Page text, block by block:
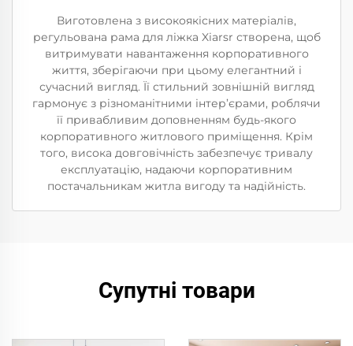
Виготовлена з високоякісних матеріалів,
регульована рама для ліжка Xiarsr створена, щоб
витримувати навантаження корпоративного
життя, зберігаючи при цьому елегантний і
сучасний вигляд. Її стильний зовнішній вигляд
гармонує з різноманітними інтер’єрами, роблячи
її привабливим доповненням будь-якого
корпоративного житлового приміщення. Крім
того, висока довговічність забезпечує тривалу
експлуатацію, надаючи корпоративним
постачальникам житла вигоду та надійність.
Супутні товари